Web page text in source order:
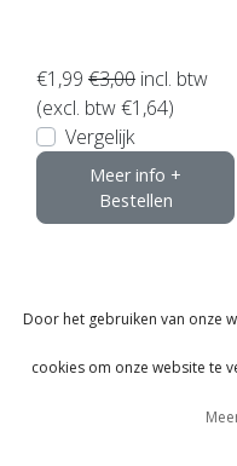
€1,99 €3,00 incl. btw
(excl. btw €1,64)
Vergelijk
Meer info +
Bestellen
Door het gebruiken van onze
cookies om onze website te